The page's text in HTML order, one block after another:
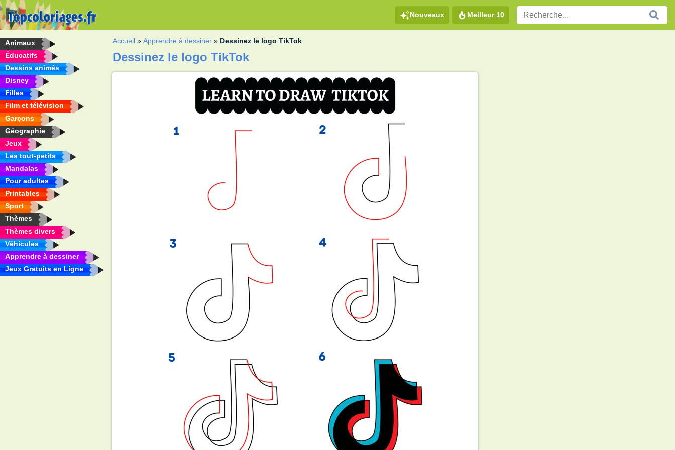
Nouveaux Meilleur 10
Animaux
Éducatifs
Dessins animés
Disney
Filles
Film et télévision
Garçons
Géographie
Jeux
Les tout-petits
Mandalas
Pour adultes
Printables
Sport
Thèmes
Thèmes divers
Véhicules
Apprendre à dessiner
Jeux Gratuits en Ligne
Accueil »Apprendre à dessiner » Dessinez le logo TikTok
Dessinez le logo TikTok